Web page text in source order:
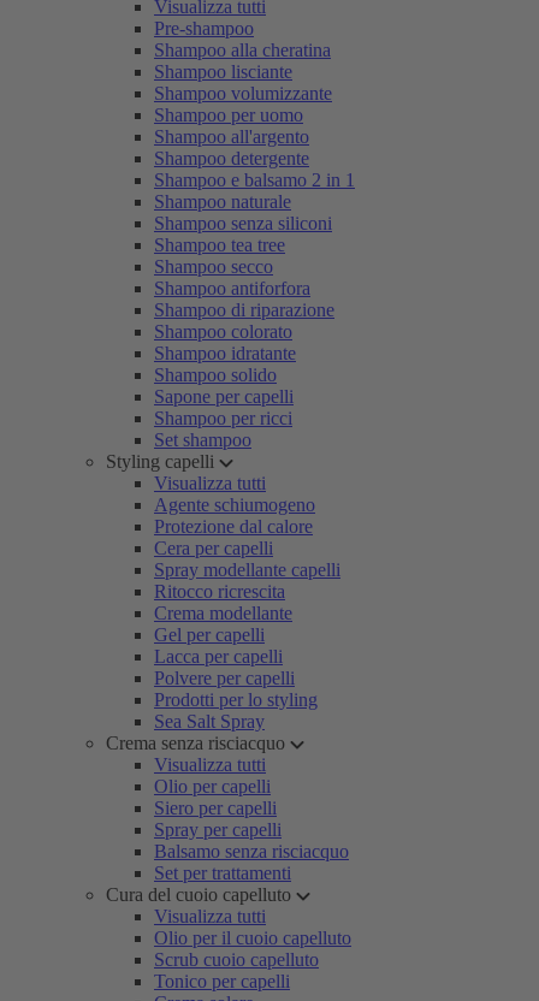
Visualizza tutti
Pre-shampoo
Shampoo alla cheratina
Shampoo lisciante
Shampoo volumizzante
Shampoo per uomo
Shampoo all'argento
Shampoo detergente
Shampoo e balsamo 2 in 1
Shampoo naturale
Shampoo senza siliconi
Shampoo tea tree
Shampoo secco
Shampoo antiforfora
Shampoo di riparazione
Shampoo colorato
Shampoo idratante
Shampoo solido
Sapone per capelli
Shampoo per ricci
Set shampoo
Styling capelli
Visualizza tutti
Agente schiumogeno
Protezione dal calore
Cera per capelli
Spray modellante capelli
Ritocco ricrescita
Crema modellante
Gel per capelli
Lacca per capelli
Polvere per capelli
Prodotti per lo styling
Sea Salt Spray
Crema senza risciacquo
Visualizza tutti
Olio per capelli
Siero per capelli
Spray per capelli
Balsamo senza risciacquo
Set per trattamenti
Cura del cuoio capelluto
Visualizza tutti
Olio per il cuoio capelluto
Scrub cuoio capelluto
Tonico per capelli